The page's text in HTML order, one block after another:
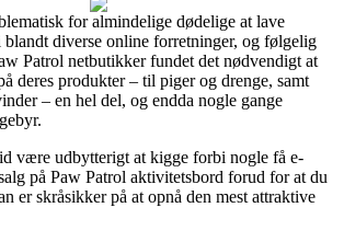
for almindelige dødelige at lave
diverse online forretninger, og følgelig
Patrol netbutikker fundet det nødvendigt at
deres produkter – til piger og drenge, samt
– en hel del, og endda nogle gange
være udbytterigt at kigge forbi nogle få e-
på Paw Patrol aktivitetsbord forud for at du
er skråsikker på at opnå den mest attraktive